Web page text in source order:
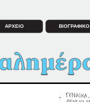
ΑΡΧΕΙΟ ΒΙΟΓΡΑΦΙΚΟ